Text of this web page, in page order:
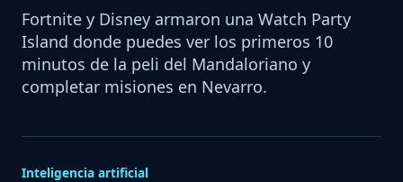
Fortnite y Disney armaron una Watch Party
Island donde puedes ver los primeros 10
minutos de la peli del Mandaloriano y
completar misiones en Nevarro.
Inteligencia artificial